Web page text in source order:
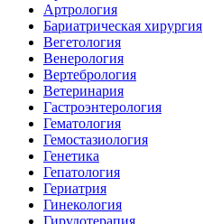
Артрология
Бариатрическая хирургия
Вегетология
Венерология
Вертебрология
Ветеринария
Гастроэнтерология
Гематология
Гемостазиология
Генетика
Гепатология
Гериатрия
Гинекология
Гирудотерапия